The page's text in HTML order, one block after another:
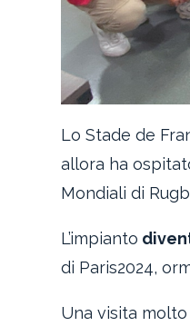
Lo Stade de
allora ha
Mondiali di
L’impianto
di Paris2024,
Una visita